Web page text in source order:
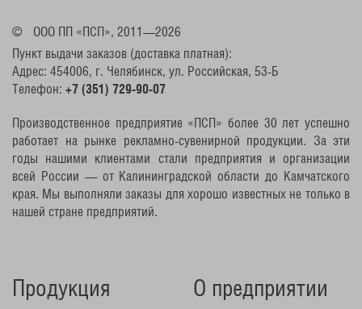
©
ООО ПП «ПСП», 2011—2026
Пункт выдачи заказов (доставка платная):
Адрес: 454006, г. Челябинск, ул. Российская, 53-Б
Телефон: +7 (351) 729-90-07
Производственное предприятие «ПСП» более 30 лет успешно
работает на рынке рекламно-сувенирной продукции. За эти
годы нашими клиентами стали предприятия и организации
всей России — от Калининградской области до Камчатского
края. Мы выполняли заказы для хорошо известных не только в
нашей стране предприятий.
Продукция О предприятии